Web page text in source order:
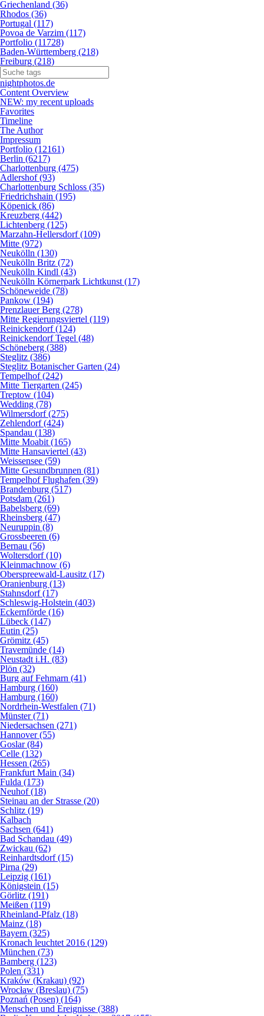
Griechenland (36)
Rhodos (36)
Portugal (117)
Povoa de Varzim (117)
Portfolio (11728)
Baden-Württemberg (218)
Freiburg (218)
nightphotos.de
Content Overview
NEW: my recent uploads
Favorites
Timeline
The Author
Impressum
Portfolio (12161)
Berlin (6217)
Charlottenburg (475)
Adlershof (93)
Charlottenburg Schloss (35)
Friedrichshain (195)
Köpenick (86)
Kreuzberg (442)
Lichtenberg (125)
Marzahn-Hellersdorf (109)
Mitte (972)
Neukölln (130)
Neukölln Britz (72)
Neukölln Kindl (43)
Neukölln Körnerpark Lichtkunst (17)
Schöneweide (78)
Pankow (194)
Prenzlauer Berg (278)
Mitte Regierungsviertel (119)
Reinickendorf (124)
Reinickendorf Tegel (48)
Schöneberg (388)
Steglitz (386)
Steglitz Botanischer Garten (24)
Tempelhof (242)
Mitte Tiergarten (245)
Treptow (104)
Wedding (78)
Wilmersdorf (275)
Zehlendorf (424)
Spandau (138)
Mitte Moabit (165)
Mitte Hansaviertel (43)
Weissensee (59)
Mitte Gesundbrunnen (81)
Tempelhof Flughafen (39)
Brandenburg (517)
Potsdam (261)
Babelsberg (69)
Rheinsberg (47)
Neuruppin (8)
Grossbeeren (6)
Bernau (56)
Woltersdorf (10)
Kleinmachnow (6)
Oberspreewald-Lausitz (17)
Oranienburg (13)
Stahnsdorf (17)
Schleswig-Holstein (403)
Eckernförde (16)
Lübeck (147)
Eutin (25)
Grömitz (45)
Travemünde (14)
Neustadt i.H. (83)
Plön (32)
Burg auf Fehmarn (41)
Hamburg (160)
Hamburg (160)
Nordrhein-Westfalen (71)
Münster (71)
Niedersachsen (271)
Hannover (55)
Goslar (84)
Celle (132)
Hessen (265)
Frankfurt Main (34)
Fulda (173)
Neuhof (18)
Steinau an der Strasse (20)
Schlitz (19)
Kalbach
Sachsen (641)
Bad Schandau (49)
Zwickau (62)
Reinhardtsdorf (15)
Pirna (29)
Leipzig (161)
Königstein (15)
Görlitz (191)
Meißen (119)
Rheinland-Pfalz (18)
Mainz (18)
Bayern (325)
Kronach leuchtet 2016 (129)
München (73)
Bamberg (123)
Polen (331)
Kraków (Krakau) (92)
Wrocław (Breslau) (75)
Poznań (Posen) (164)
Menschen und Ereignisse (388)